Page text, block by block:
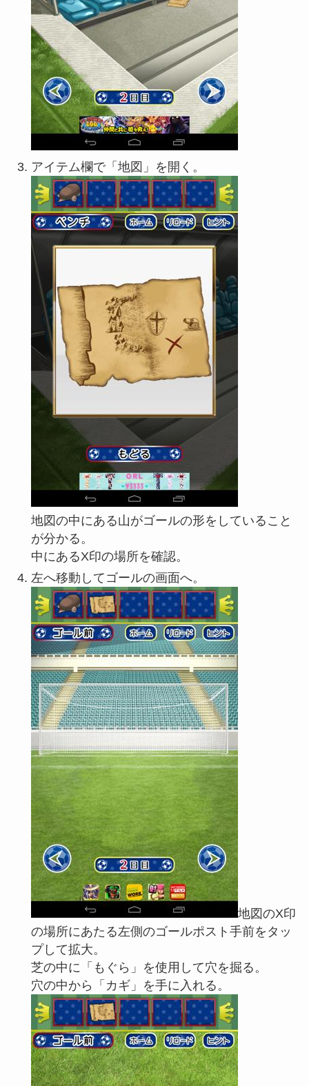
アイテム欄で「地図」を開く。
地図の中にある山がゴールの形をしていること
が分かる。
中にあるX印の場所を確認。
左へ移動してゴールの画面へ。
地図のX印
の場所にあたる左側のゴールポスト手前をタッ
プして拡大。
芝の中に「もぐら」を使用して穴を掘る。
穴の中から「カギ」を手に入れる。